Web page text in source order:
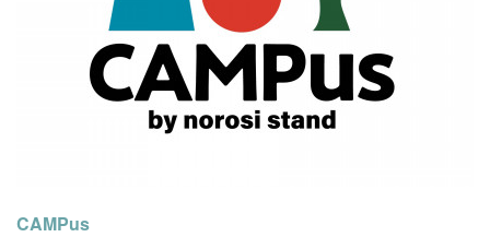
CAMPus